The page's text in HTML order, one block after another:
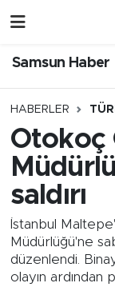
Samsun Haber
HABERLER
Otokoç
saldırı
İstanbul
Müdürlüğü'ne
düzenlendi.
olayın ardından
Samsun
Samsun
Resmi
Samsun
Samsun
SAMSUN
Samsun
Süper Lig
Tüm